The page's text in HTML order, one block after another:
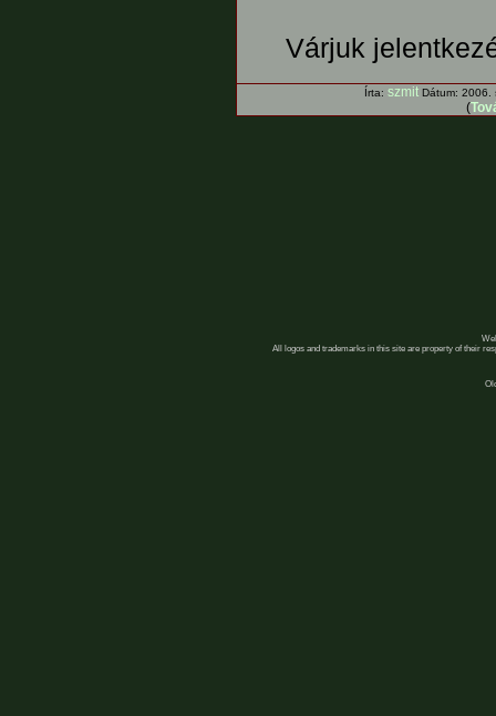
Várjuk
Írta: szmit Dátum: 2006.
(
All logos and trademarks in this site are property of their